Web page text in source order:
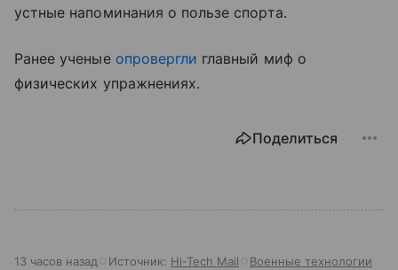
устные напоминания о пользе спорта.
Ранее ученые опровергли главный миф о
физических упражнениях.
Поделиться
13 часов назад Источник: Hi-Tech Mail Военные технологии